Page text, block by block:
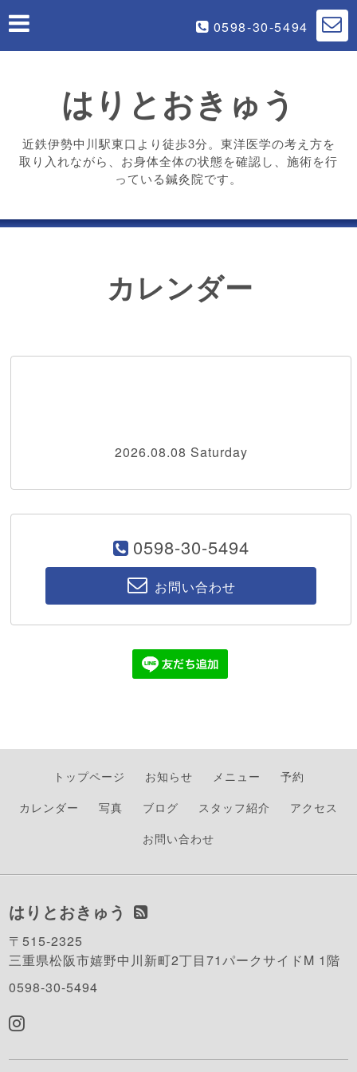
0598-30-5494
はりとおきゅう
近鉄伊勢中川駅東口より徒歩3分。東洋医学の考え方を
取り入れながら、お身体全体の状態を確認し、施術を行
っている鍼灸院です。
カレンダー
2026.08.08 Saturday
0598-30-5494
お問い合わせ
トップページ お知らせ メニュー
予約
カレンダー
写真 ブログ スタッフ紹介
アクセス
お問い合わせ
はりとおきゅう
〒515-2325
三重県松阪市嬉野中川新町2丁目71パークサイドM 1階
0598-30-5494